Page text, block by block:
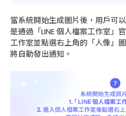
當系統開始生成圖片後，用戶可
是通過「LINE 個人檔案工作室」
工作室並點選右上角的「人像」
將自動發出通知。